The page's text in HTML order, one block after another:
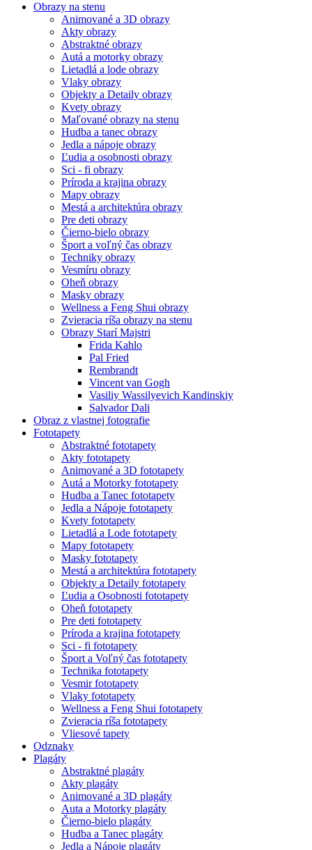
Obrazy na stenu
Animované a 3D obrazy
Akty obrazy
Abstraktné obrazy
Autá a motorky obrazy
Lietadlá a lode obrazy
Vlaky obrazy
Objekty a Detaily obrazy
Kvety obrazy
Maľované obrazy na stenu
Hudba a tanec obrazy
Jedla a nápoje obrazy
Ľudia a osobnosti obrazy
Sci - fi obrazy
Príroda a krajina obrazy
Mapy obrazy
Mestá a architektúra obrazy
Pre deti obrazy
Čierno-bielo obrazy
Šport a voľný čas obrazy
Techniky obrazy
Vesmíru obrazy
Oheň obrazy
Masky obrazy
Wellness a Feng Shui obrazy
Zvieracia ríša obrazy na stenu
Obrazy Starí Majstri
Frida Kahlo
Pal Fried
Rembrandt
Vincent van Gogh
Vasiliy Wassilyevich Kandinskiy
Salvador Dali
Obraz z vlastnej fotografie
Fototapety
Abstraktné fototapety
Akty fototapety
Animované a 3D fototapety
Autá a Motorky fototapety
Hudba a Tanec fototapety
Jedla a Nápoje fototapety
Kvety fototapety
Lietadlá a Lode fototapety
Mapy fototapety
Masky fototapety
Mestá a architektúra fototapety
Objekty a Detaily fototapety
Ľudia a Osobnosti fototapety
Oheň fototapety
Pre deti fototapety
Príroda a krajina fototapety
Sci - fi fototapety
Šport a Voľný čas fototapety
Technika fototapety
Vesmir fototapety
Vlaky fototapety
Wellness a Feng Shui fototapety
Zvieracia ríša fototapety
Vliesové tapety
Odznaky
Plagáty
Abstraktné plagáty
Akty plagáty
Animované a 3D plagáty
Auta a Motorky plagáty
Čierno-bielo plagáty
Hudba a Tanec plagáty
Jedla a Nápoje plagáty